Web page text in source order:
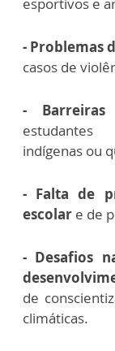
esportivos e
- Problemas
casos de
- Barreiras
estudantes
indígenas ou
- Falta de
escolar e de
- Desafios
de
climáticas.